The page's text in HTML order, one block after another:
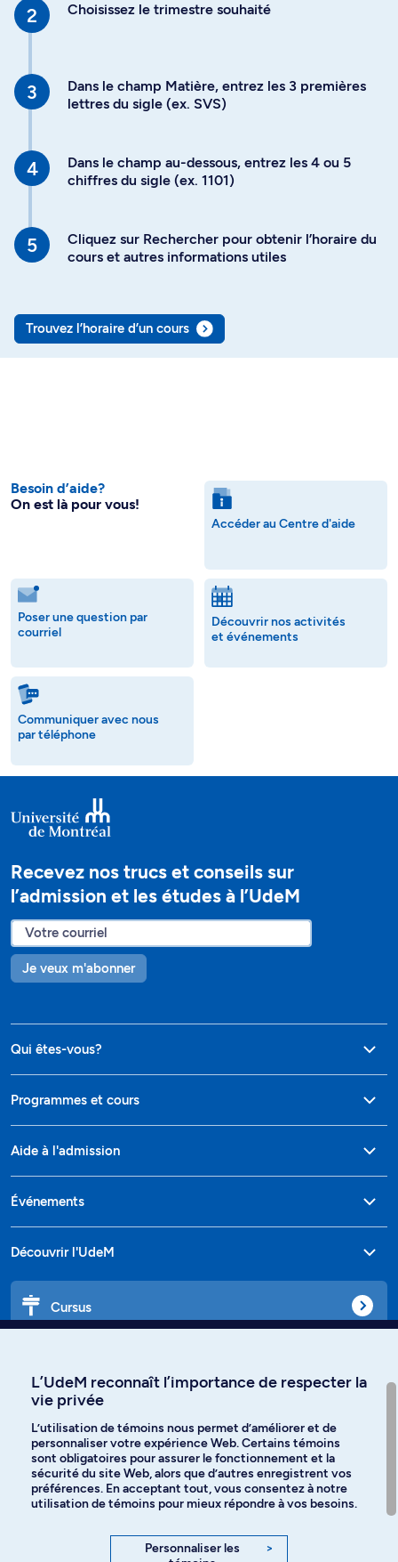
Choisissez le trimestre souhaité
Dans le champ Matière, entrez les 3 premières
lettres du sigle (ex. SVS)
Dans le champ au-dessous, entrez les 4 ou 5
chiffres du sigle (ex. 1101)
Cliquez sur Rechercher pour obtenir l’horaire du
cours et autres informations utiles
Trouvez l’horaire d’un cours
Besoin d’aide?
On est là pour vous!
Accéder au Centre d'aide
Poser une question par
courriel
Découvrir nos activités
et événements
Communiquer avec nous
par téléphone
Recevez nos trucs et conseils sur
l’admission et les études à l’UdeM
Je veux m'abonner
Qui êtes-vous?
Programmes et cours
Aide à l'admission
Événements
Découvrir l'UdeM
Cursus
Langues
Facebook Instagram
YouTube
L’UdeM reconnaît l’importance de respecter la
vie privée
L’utilisation de témoins nous permet d’améliorer et de
personnaliser votre expérience Web. Certains témoins
sont obligatoires pour assurer le fonctionnement et la
sécurité du site Web, alors que d’autres enregistrent vos
préférences. En acceptant tout, vous consentez à notre
utilisation de témoins pour mieux répondre à vos besoins.
Personnaliser les
>